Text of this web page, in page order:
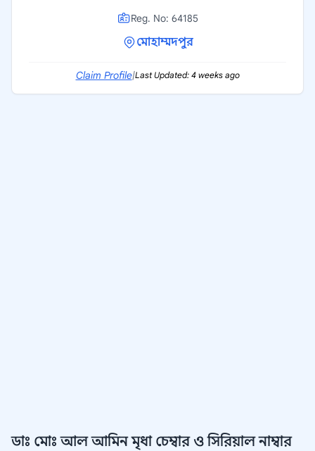
Reg. No: 64185
মোহাম্মদপুর
Claim Profile|Last Updated: 4 weeks ago
ডাঃ মোঃ আল আমিন মৃধা চেম্বার ও সিরিয়াল নাম্বার